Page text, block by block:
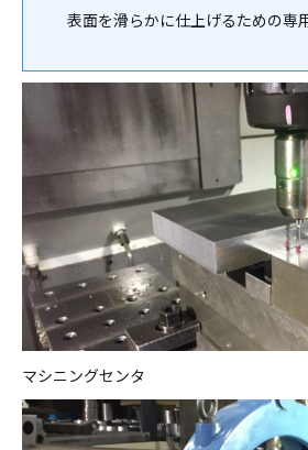
表面を滑らかに仕上げるための専
マシニングセンタ